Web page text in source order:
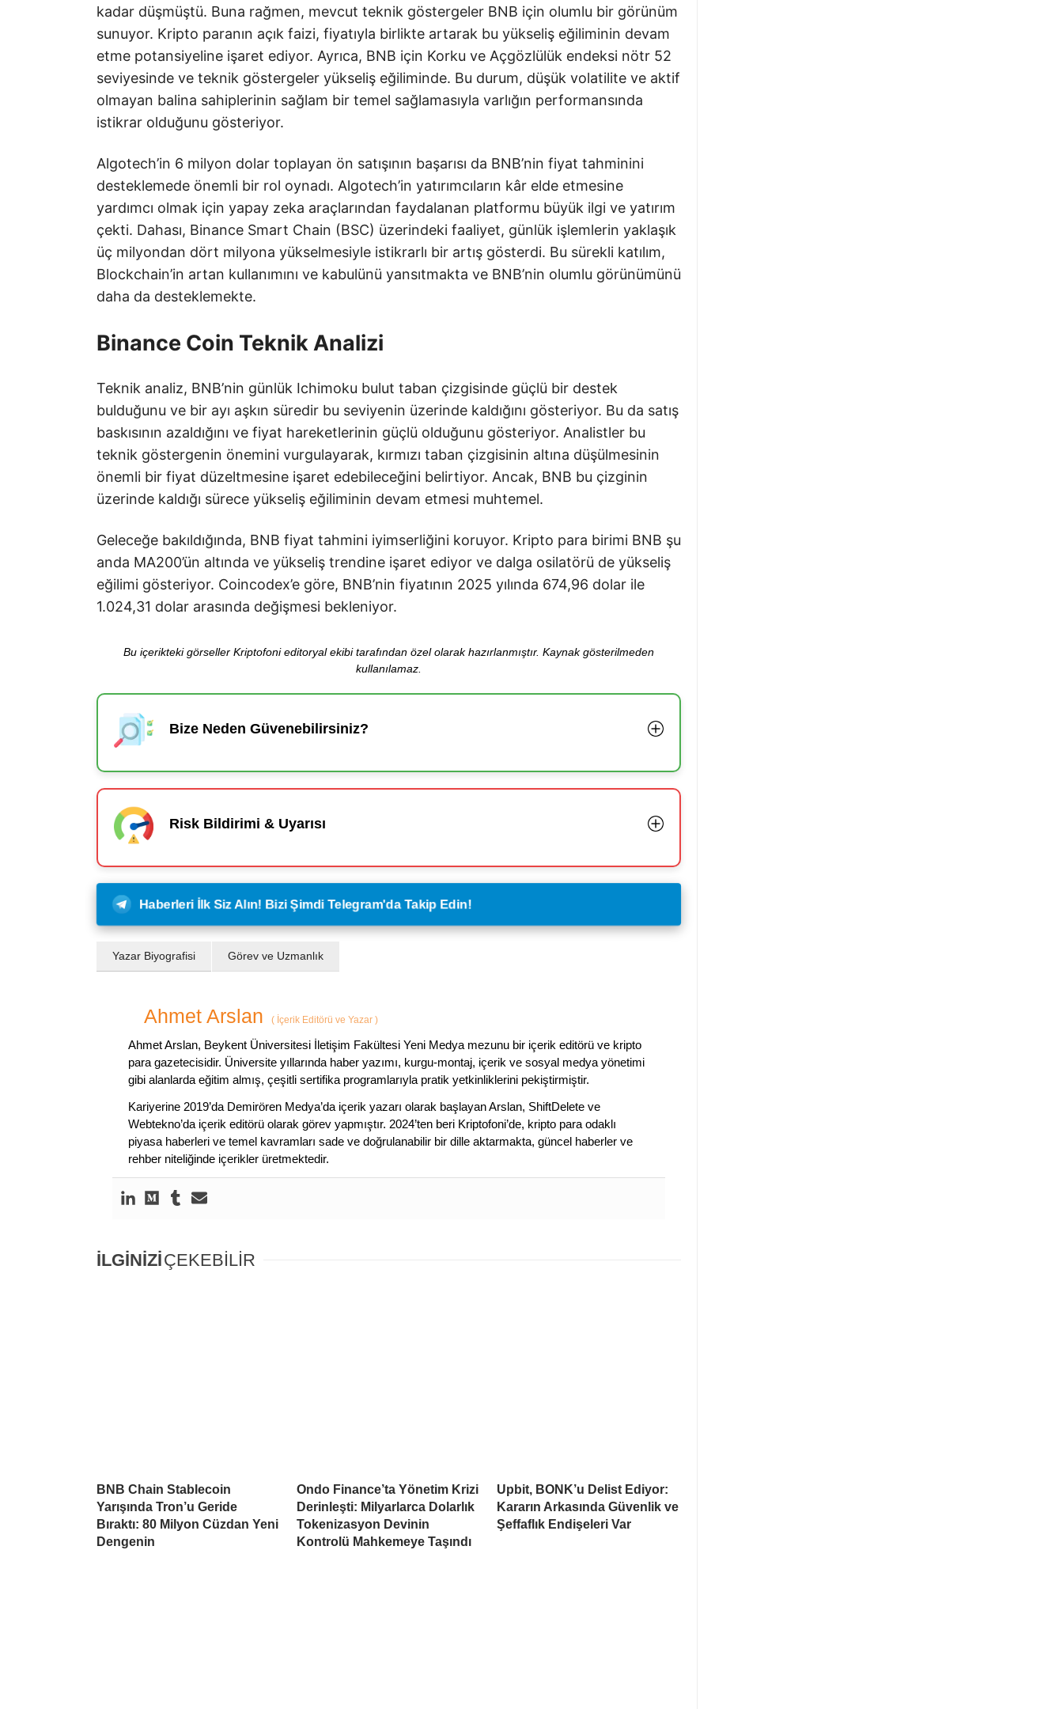
kadar düşmüştü. Buna rağmen, mevcut teknik göstergeler BNB için olumlu bir görünüm
sunuyor. Kripto paranın açık faizi, fiyatıyla birlikte artarak bu yükseliş eğiliminin devam
etme potansiyeline işaret ediyor. Ayrıca, BNB için Korku ve Açgözlülük endeksi nötr 52
seviyesinde ve teknik göstergeler yükseliş eğiliminde. Bu durum, düşük volatilite ve aktif
olmayan balina sahiplerinin sağlam bir temel sağlamasıyla varlığın performansında
istikrar olduğunu gösteriyor.
Algotech’in 6 milyon dolar toplayan ön satışının başarısı da BNB’nin fiyat tahminini
desteklemede önemli bir rol oynadı. Algotech’in yatırımcıların kâr elde etmesine
yardımcı olmak için yapay zeka araçlarından faydalanan platformu büyük ilgi ve yatırım
çekti. Dahası, Binance Smart Chain (BSC) üzerindeki faaliyet, günlük işlemlerin yaklaşık
üç milyondan dört milyona yükselmesiyle istikrarlı bir artış gösterdi. Bu sürekli katılım,
Blockchain’in artan kullanımını ve kabulünü yansıtmakta ve BNB’nin olumlu görünümünü
daha da desteklemekte.
Binance Coin Teknik Analizi
Teknik analiz, BNB’nin günlük Ichimoku bulut taban çizgisinde güçlü bir destek
bulduğunu ve bir ayı aşkın süredir bu seviyenin üzerinde kaldığını gösteriyor. Bu da satış
baskısının azaldığını ve fiyat hareketlerinin güçlü olduğunu gösteriyor. Analistler bu
teknik göstergenin önemini vurgulayarak, kırmızı taban çizgisinin altına düşülmesinin
önemli bir fiyat düzeltmesine işaret edebileceğini belirtiyor. Ancak, BNB bu çizginin
üzerinde kaldığı sürece yükseliş eğiliminin devam etmesi muhtemel.
Geleceğe bakıldığında, BNB fiyat tahmini iyimserliğini koruyor. Kripto para birimi BNB şu
anda MA200’ün altında ve yükseliş trendine işaret ediyor ve dalga osilatörü de yükseliş
eğilimi gösteriyor. Coincodex’e göre, BNB’nin fiyatının 2025 yılında 674,96 dolar ile
1.024,31 dolar arasında değişmesi bekleniyor.
Bu içerikteki görseller Kriptofoni editoryal ekibi tarafından özel olarak hazırlanmıştır. Kaynak gösterilmeden
kullanılamaz.
Bize Neden Güvenebilirsiniz?
Risk Bildirimi & Uyarısı
Haberleri İlk Siz Alın! Bizi Şimdi Telegram'da Takip Edin!
Yazar Biyografisi Görev ve Uzmanlık
Ahmet Arslan ( İçerik Editörü ve Yazar )
Ahmet Arslan, Beykent Üniversitesi İletişim Fakültesi Yeni Medya mezunu bir içerik editörü ve kripto
para gazetecisidir. Üniversite yıllarında haber yazımı, kurgu-montaj, içerik ve sosyal medya yönetimi
gibi alanlarda eğitim almış, çeşitli sertifika programlarıyla pratik yetkinliklerini pekiştirmiştir.
Kariyerine 2019’da Demirören Medya’da içerik yazarı olarak başlayan Arslan, ShiftDelete ve
Webtekno’da içerik editörü olarak görev yapmıştır. 2024’ten beri Kriptofoni’de, kripto para odaklı
piyasa haberleri ve temel kavramları sade ve doğrulanabilir bir dille aktarmakta, güncel haberler ve
rehber niteliğinde içerikler üretmektedir.
İLGİNİZİÇEKEBİLİR
BNB Chain Stablecoin
Yarışında Tron’u Geride
Bıraktı: 80 Milyon Cüzdan Yeni
Dengenin
Ondo Finance’ta Yönetim Krizi
Derinleşti: Milyarlarca Dolarlık
Tokenizasyon Devinin
Kontrolü Mahkemeye Taşındı
Upbit, BONK’u Delist Ediyor:
Kararın Arkasında Güvenlik ve
Şeffaflık Endişeleri Var